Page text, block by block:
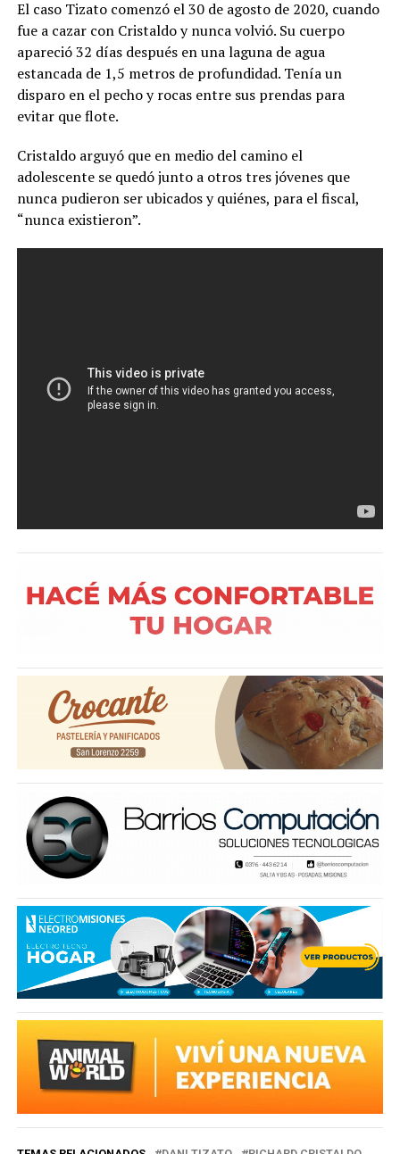
El caso Tizato comenzó el 30 de agosto de 2020, cuando
fue a cazar con Cristaldo y nunca volvió. Su cuerpo
apareció 32 días después en una laguna de agua
estancada de 1,5 metros de profundidad. Tenía un
disparo en el pecho y rocas entre sus prendas para
evitar que flote.
Cristaldo arguyó que en medio del camino el
adolescente se quedó junto a otros tres jóvenes que
nunca pudieron ser ubicados y quiénes, para el fiscal,
“nunca existieron”.